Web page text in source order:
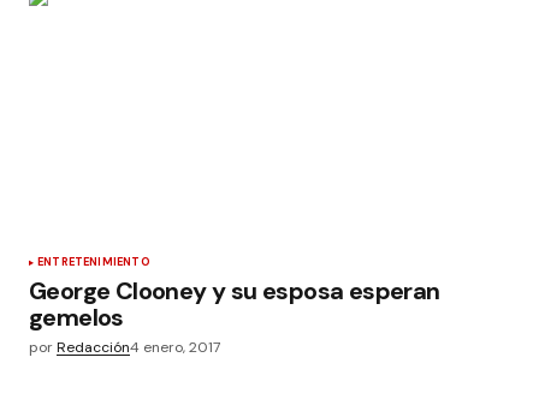
ENTRETENIMIENTO
George Clooney y su esposa esperan
gemelos
porRedacción4 enero, 2017